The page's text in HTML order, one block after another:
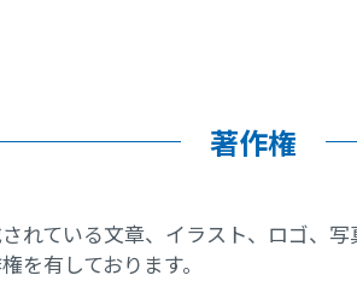
著作権
れている文章、イラスト、ロゴ、
を有しております。